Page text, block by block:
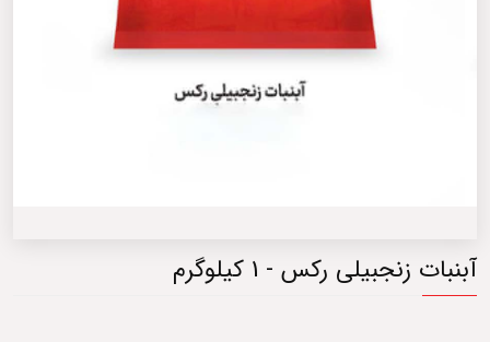
آبنبات زنجبیلی رکس - 1 کیلوگرم